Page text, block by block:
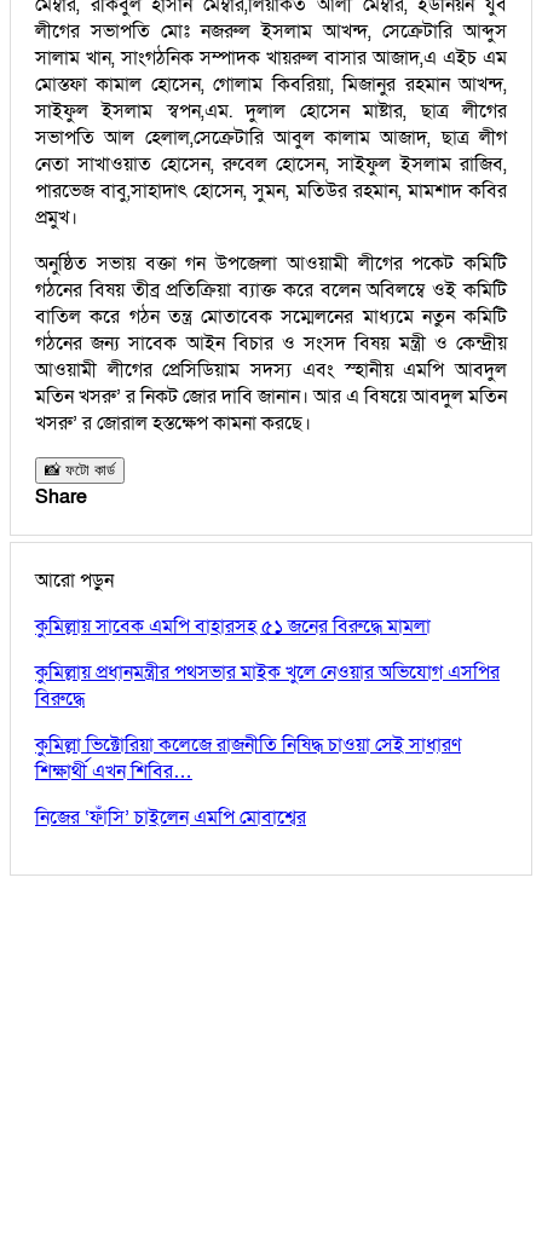
লীগের সভাপতি মোঃ নজরুল ইসলাম আখন্দ, সেক্রেটারি আব্দুস
সালাম খান, সাংগঠনিক সম্পাদক খায়রুল বাসার আজাদ,এ এইচ এম
মোস্তফা কামাল হোসেন, গোলাম কিবরিয়া, মিজানুর রহমান আখন্দ,
সাইফুল ইসলাম স্বপন,এম. দুলাল হোসেন মাষ্টার, ছাত্র লীগের
সভাপতি আল হেলাল,সেক্রেটারি আবুল কালাম আজাদ, ছাত্র লীগ
নেতা সাখাওয়াত হোসেন, রুবেল হোসেন, সাইফুল ইসলাম রাজিব,
পারভেজ বাবু,সাহাদাৎ হোসেন, সুমন, মতিউর রহমান, মামশাদ কবির
প্রমুখ।
অনুষ্ঠিত সভায় বক্তা গন উপজেলা আওয়ামী লীগের পকেট কমিটি
গঠনের বিষয় তীব্র প্রতিক্রিয়া ব্যাক্ত করে বলেন অবিলম্বে ওই কমিটি
বাতিল করে গঠন তন্ত্র মোতাবেক সম্মেলনের মাধ্যমে নতুন কমিটি
গঠনের জন্য সাবেক আইন বিচার ও সংসদ বিষয় মন্ত্রী ও কেন্দ্রীয়
আওয়ামী লীগের প্রেসিডিয়াম সদস্য এবং স্হানীয় এমপি আবদুল
মতিন খসরু’ র নিকট জোর দাবি জানান। আর এ বিষয়ে আবদুল মতিন
খসরু’ র জোরাল হস্তক্ষেপ কামনা করছে।
📸 ফটো কার্ড
Share
আরো পড়ুন
কুমিল্লায় সাবেক এমপি বাহারসহ ৫১ জনের বিরুদ্ধে মামলা
কুমিল্লায় প্রধানমন্ত্রীর পথসভার মাইক খুলে নেওয়ার অভিযোগ এসপির
বিরুদ্ধে
কুমিল্লা ভিক্টোরিয়া কলেজে রাজনীতি নিষিদ্ধ চাওয়া সেই সাধারণ
শিক্ষার্থী এখন শিবির…
নিজের ‘ফাঁসি’ চাইলেন এমপি মোবাশ্বের